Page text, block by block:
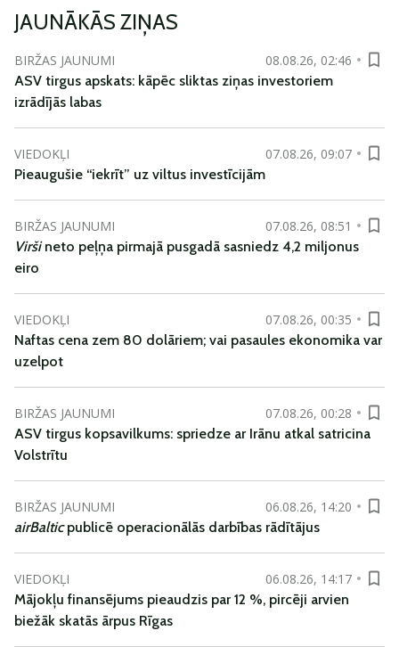
JAUNĀKĀS ZIŅAS
BIRŽAS JAUNUMI
08.08.26, 02:46
ASV tirgus apskats: kāpēc sliktas ziņas investoriem
izrādījās labas
VIEDOKĻI
07.08.26, 09:07
Pieaugušie “iekrīt” uz viltus investīcijām
BIRŽAS JAUNUMI
07.08.26, 08:51
Viršineto peļņa pirmajā pusgadā sasniedz 4,2 miljonus
eiro
VIEDOKĻI
07.08.26, 00:35
Naftas cena zem 80 dolāriem; vai pasaules ekonomika var
uzelpot
BIRŽAS JAUNUMI
07.08.26, 00:28
ASV tirgus kopsavilkums: spriedze ar Irānu atkal satricina
Volstrītu
BIRŽAS JAUNUMI
06.08.26, 14:20
airBalticpublicē operacionālās darbības rādītājus
VIEDOKĻI
06.08.26, 14:17
Mājokļu finansējums pieaudzis par 12 %, pircēji arvien
biežāk skatās ārpus Rīgas